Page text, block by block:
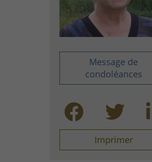
Message de
condoléances
Imprimer